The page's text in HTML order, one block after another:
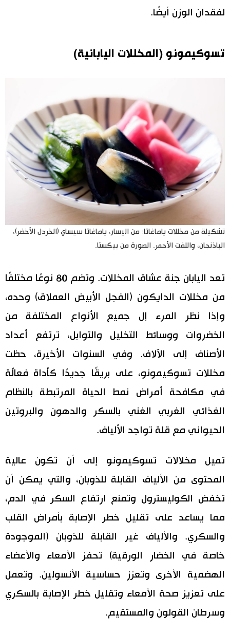
لفقدان الوزن أيضًا.
تسوكيمونو (المخللات اليابانية)
تشكيلة من مخللات ياماغاتا: من اليسار، ياماغاتا سيساي (الخردل الأخضر)،
الباذنجان، واللفت الأحمر. الصورة من بيكستا.
تعد اليابان جنة عشاق المخللات. وتضم 80 نوعًا مختلفًا
من مخللات الدايكون (الفجل الأبيض العملاق) وحده،
وإذا نظر المرء إل جميع الأنواع المختلفة من
الخضروات ووسائط التخليل والتوابل، ترتفع أعداد
الأصناف إلى الآلاف. وفي السنوات الأخيرة، حظت
مخللات تسوكيمونو، على بريقًا جديدًا كأداة فعالّة
في مكافحة أمراض نمط الحياة المرتبطة بالنظام
الغذائي الغربي الغني بالسكر والدهون والبروتين
الحيواني مع قلة تواجد الألياف.
تميل مخلالات تسوكيمونو إلى أن تكون عالية
المحتوى من الألياف القابلة للذوبان، والتي يمكن أن
تخفض الكوليسترول وتمنع ارتفاع السكر في الدم،
مما يساعد على تقليل خطر الإصابة بأمراض القلب
والسكري. والألياف غير القابلة للذوبان (الموجودة
خاصة في الخضار الورقية) تحفز الأمعاء والأعضاء
الهضمية الأخرى وتعزز حساسية الأنسولين. وتعمل
على تعزيز صحة الأمعاء وتقليل خطر الإصابة بالسكري
وسرطان القولون والمستقيم.